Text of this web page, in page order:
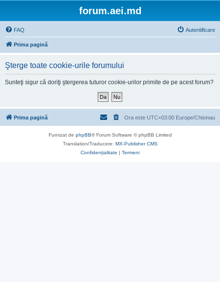
forum.aei.md
FAQ Autentificare
Prima pagină
Şterge toate cookie-urile forumului
Sunteţi sigur că doriţi ştergerea tuturor cookie-urilor primite de pe acest forum?
Prima pagină Ora este UTC+03:00 Europe/Chisinau
Furnizat de phpBB® Forum Software © phpBB Limited
Translation/Traducere: MX-Publisher CMS
Confidențialitate | Termeni